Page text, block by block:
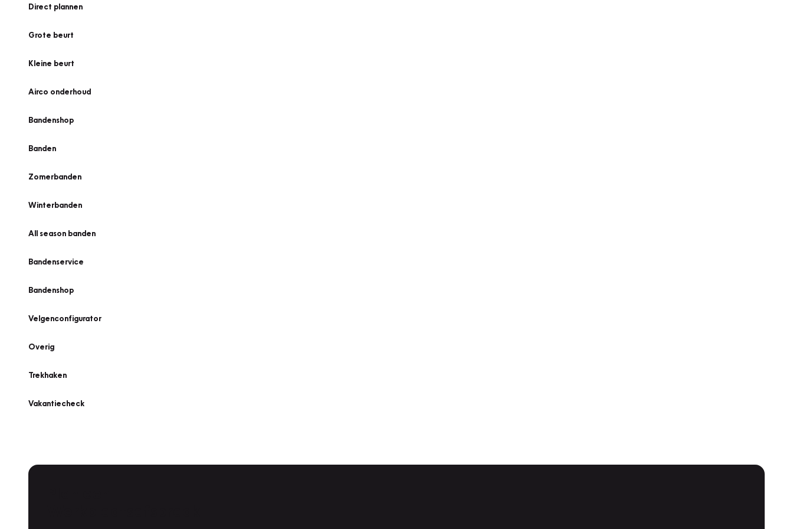
Direct plannen
Grote beurt
Kleine beurt
Airco onderhoud
Bandenshop
Banden
Zomerbanden
Winterbanden
All season banden
Bandenservice
Bandenshop
Velgenconfigurator
Overig
Trekhaken
Vakantiecheck